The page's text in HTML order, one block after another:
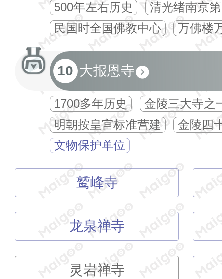
500年左右历史
清光绪南京
民国时全国佛教中心
万佛楼
10 大报恩寺
1700多年历史
金陵三大寺之
明朝按皇宫标准营建
金陵四
文物保护单位
鹫峰寺
龙泉禅寺
灵岩禅寺